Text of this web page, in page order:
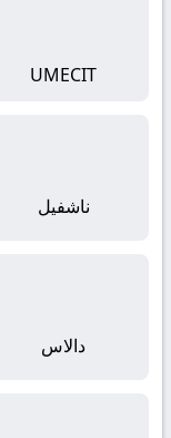
UMECIT
ناشفيل
دالاس